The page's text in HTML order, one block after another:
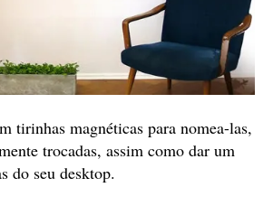
tirinhas magnéticas para nomea-las,
trocadas, assim como dar um
do seu desktop.